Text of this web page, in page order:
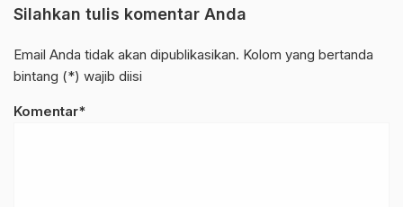
Silahkan tulis komentar Anda
Email Anda tidak akan dipublikasikan. Kolom yang bertanda
bintang (*) wajib diisi
Komentar*